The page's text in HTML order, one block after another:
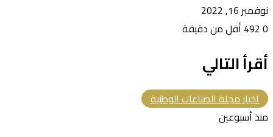
نوفمبر 16, 2022
0
أقل من دقيقة
أقرأ التالي
اخبار مجلة الصناعات الوطنية
منذ أسبوعين